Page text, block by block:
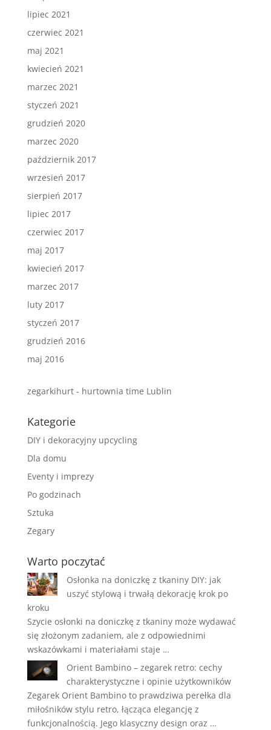
lipiec 2021
czerwiec 2021
maj 2021
kwiecień 2021
marzec 2021
styczeń 2021
grudzień 2020
marzec 2020
październik 2017
wrzesień 2017
sierpień 2017
lipiec 2017
czerwiec 2017
maj 2017
kwiecień 2017
marzec 2017
luty 2017
styczeń 2017
grudzień 2016
maj 2016
zegarkihurt - hurtownia time Lublin
Kategorie
DIY i dekoracyjny upcycling
Dla domu
Eventy i imprezy
Po godzinach
Sztuka
Zegary
Warto poczytać
Osłonka na doniczkę z tkaniny DIY: jak
uszyć stylową i trwałą dekorację krok po
kroku
Szycie osłonki na doniczkę z tkaniny może wydawać
się złożonym zadaniem, ale z odpowiednimi
wskazówkami i materiałami staje …
Orient Bambino – zegarek retro: cechy
charakterystyczne i opinie użytkowników
Zegarek Orient Bambino to prawdziwa perełka dla
miłośników stylu retro, łącząca elegancję z
funkcjonalnością. Jego klasyczny design oraz …